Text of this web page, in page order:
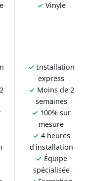
✓ Vinyle
✓ Installation
express
✓ Moins de 2
semaines
✓ 100% sur
mesure
✓ 4 heures
d'installation
✓ Équipe
spécialisée